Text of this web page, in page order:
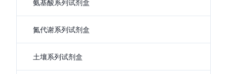
氨基酸系列试剂盒
氮代谢系列试剂盒
土壤系列试剂盒